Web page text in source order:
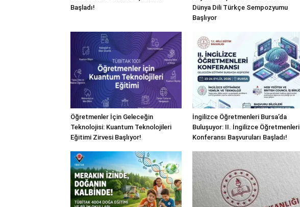
Başladı!
Dünya Dili Türkçe Sempozyumu
Başlıyor
Öğretmenler İçin Geleceğin
Teknolojisi: Kuantum Teknolojileri
Eğitimi Zirvesi Başlıyor!
İngilizce Öğretmenleri Bursa’da
Buluşuyor: II. İngilizce Öğretmenleri
Konferansı Başvuruları Başladı!